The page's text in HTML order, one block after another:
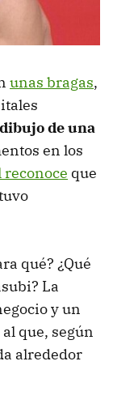
unas bragas,
de una
en los
reconoce que
qué? ¿Qué
La
y un
que, según
alrededor